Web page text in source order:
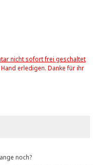
nicht sofort frei geschaltet
erledigen. Danke für ihr
noch?